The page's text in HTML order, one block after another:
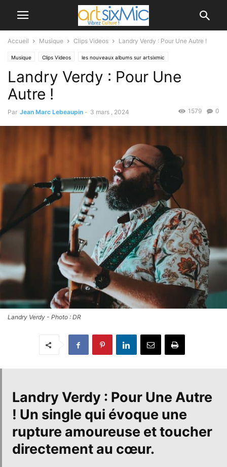
Accueil Musique Clips Videos Landry Verdy : Pour Une Autre !
Musique Clips Videos les nouveaux albums sur artsixmic
Landry Verdy : Pour Une
Autre !
Par Jean Marc Lebeaupin - 3 mars , 2024 0
1579
Landry Verdy - Photo : DR
Landry Verdy : Pour Une Autre
! Un single qui évoque une
rupture amoureuse et toucher
directement au cœur.